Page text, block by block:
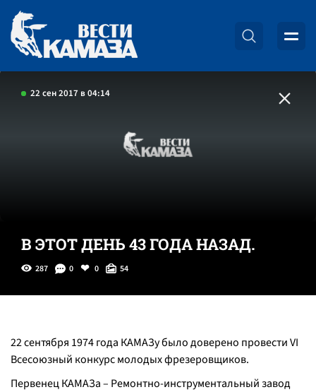
22 сен 2017 в 04:14
В ЭТОТ ДЕНЬ 43 ГОДА НАЗАД.
287 0 0 54
22 сентября 1974 года КАМАЗу было доверено провести VI
Всесоюзный конкурс молодых фрезеровщиков.
Первенец КАМАЗа – Ремонтно-инструментальный завод